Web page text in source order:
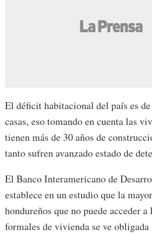
El déficit habitacional del país es
casas, eso tomando en cuenta las
tienen más de 30 años de
tanto sufren avanzado estado de
El Banco Interamericano de
establece en un estudio que la
hondureños que no puede acceder a
formales de vivienda se ve